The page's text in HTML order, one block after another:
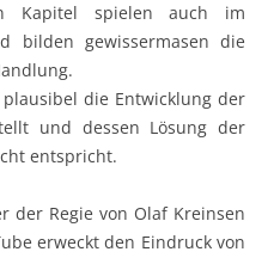
Kapitel spielen auch im
bilden gewissermasen die
die Entwicklung der
und dessen Lösung der
entspricht.
der Regie von Olaf Kreinsen
erweckt den Eindruck von